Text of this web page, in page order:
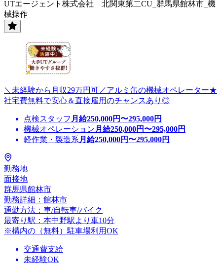
UTエージェント株式会社 北関東第二CU_群馬県館林市_機
械操作
＼未経験から月収29万円可／アルミ缶の機械オペレーター★
社宅費無料で安心＆直接雇用のチャンスあり◎
点検スタッフ 月給250,000円〜295,000円
機械オペレーション 月給250,000円〜295,000円
軽作業・製造系 月給250,000円〜295,000円
勤務地
面接地
群馬県館林市
勤務詳細：館林市
通勤方法：車/自転車/バイク
最寄り駅：本中野駅より車10分
※構内の（無料）駐車場利用OK
交通費支給
未経験OK